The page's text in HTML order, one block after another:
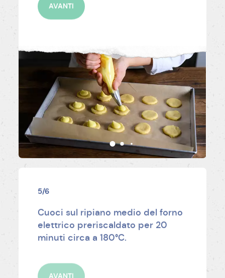
AVANTI
5/6
Cuoci sul ripiano medio del forno
elettrico preriscaldato per 20
minuti circa a 180°C.
AVANTI